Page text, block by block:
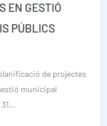
EN GESTIÓ
PÚBLICS
de projectes
municipal